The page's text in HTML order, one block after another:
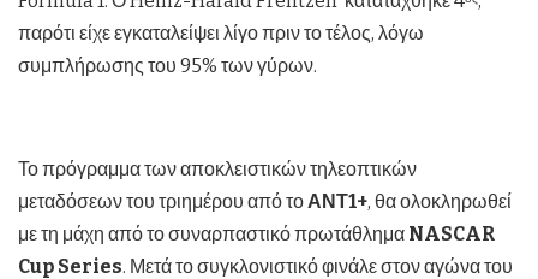
παρότι είχε εγκαταλείψει λίγο πριν το τέλος, λόγω
συμπλήρωσης του 95% των γύρων.
Το πρόγραμμα των αποκλειστικών τηλεοπτικών
μεταδόσεων του τριημέρου από τοΑΝΤ1+, θα ολοκληρωθεί
με τη μάχη από το συναρπαστικό πρωτάθλημα NASCAR
Cup Series. Μετά το συγκλονιστικό φινάλε στον αγώνα του